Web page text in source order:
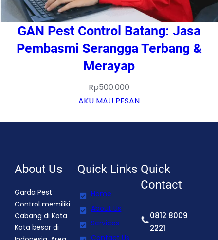
GAN Pest Control Batang: Jasa
Pembasmi Serangga Terbang &
Merayap
Rp500.000
AKU MAU PESAN
About Us
Garda Pest
Control memiliki
Cabang di Kota
Kota besar di
Quick Links
Home
About Us
Services
Contact Us
Quick
Contact
0812 8009
2221